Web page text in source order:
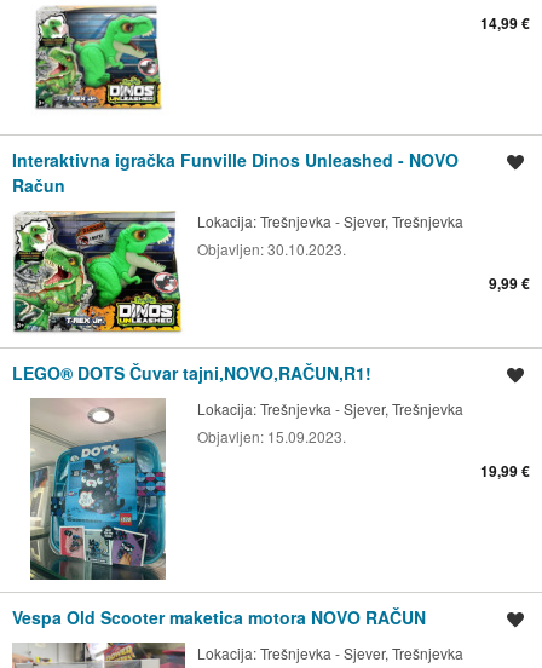
14,99 €
Interaktivna igračka Funville Dinos Unleashed - NOVO
Račun
Lokacija:Trešnjevka - Sjever, Trešnjevka
Objavljen:30.10.2023.
9,99 €
LEGO® DOTS Čuvar tajni,NOVO,RAČUN,R1!
Lokacija:Trešnjevka - Sjever, Trešnjevka
Objavljen: 15.09.2023.
19,99 €
Vespa Old Scooter maketica motora NOVO RAČUN
Lokacija:Trešnjevka - Sjever, Trešnjevka